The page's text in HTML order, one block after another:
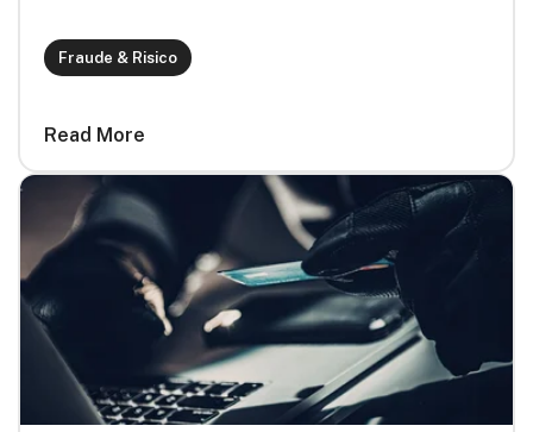
Fraude & Risico
Read More
card link